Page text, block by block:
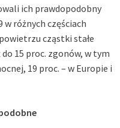
ich prawdopodobny
w różnych częściach
cząstki stałe
do 15 proc. zgonów, w tym
19 proc. – w Europie i